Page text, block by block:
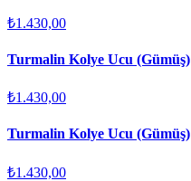
₺1.430,00
Turmalin Kolye Ucu (Gümüş)
₺1.430,00
Turmalin Kolye Ucu (Gümüş)
₺1.430,00